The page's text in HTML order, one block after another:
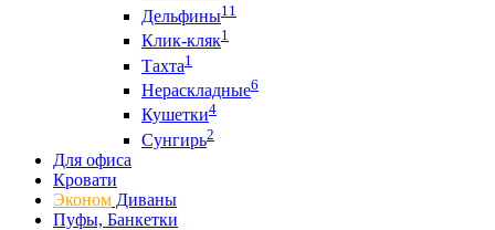
Дельфины11
Клик-кляк1
Тахта1
Нераскладные6
Кушетки4
Сунгирь2
Для офиса
Кровати
Эконом Диваны
Пуфы, Банкетки